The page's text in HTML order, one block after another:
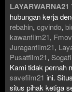
LAYARWARNA21
hubungan kerja
rebahin, cgvindo,
kawanfilm21,
Juraganfilm21,
Pusatfilm21,
Kami tidak pernah
savefilm21 ini.
situs pihak ketiga